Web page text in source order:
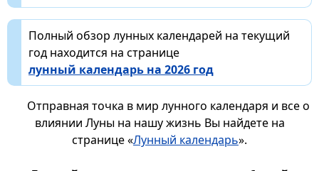
Полный обзор лунных календарей на текущий
год находится на странице
лунный календарь на 2026 год
Отправная точка в мир лунного календаря и все о
влиянии Луны на нашу жизнь Вы найдете на
странице «Лунный календарь».